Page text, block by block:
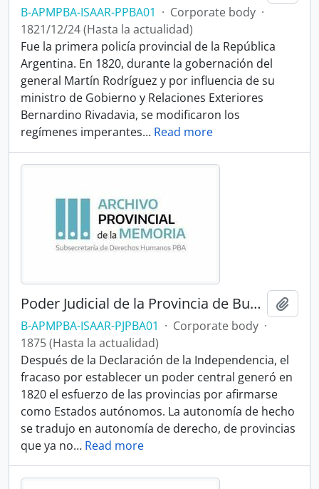
B-APMPBA-ISAAR-PPBA01 · Corporate body ·
1821/12/24 (Hasta la actualidad)
Fue la primera policía provincial de la República
Argentina. En 1820, durante la gobernación del
general Martín Rodríguez y por influencia de su
ministro de Gobierno y Relaciones Exteriores
Bernardino Rivadavia, se modificaron los
regímenes imperantes… Read more
Poder Judicial de la Provincia de Buenos Aires
B-APMPBA-ISAAR-PJPBA01 · Corporate body ·
1875 (Hasta la actualidad)
Después de la Declaración de la Independencia, el
fracaso por establecer un poder central generó en
1820 el esfuerzo de las provincias por afirmarse
como Estados autónomos. La autonomía de hecho
se tradujo en autonomía de derecho, de provincias
que ya no… Read more